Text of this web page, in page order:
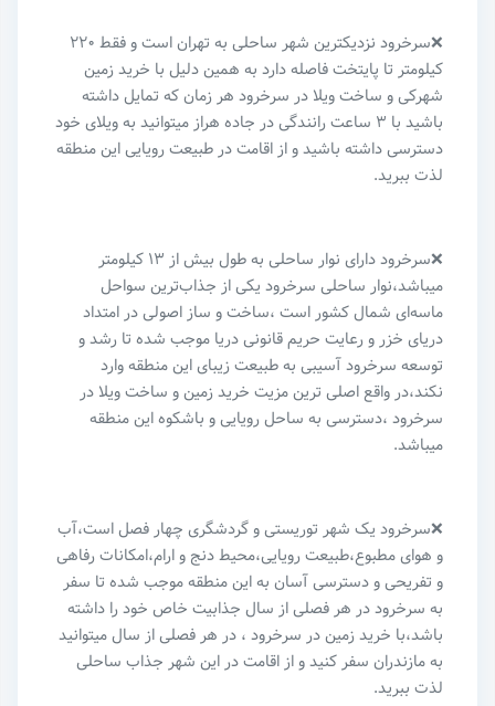
❌سرخرود نزدیکترین شهر ساحلی به تهران است و فقط ۲۲۰
کیلومتر تا پایتخت فاصله دارد به همین دلیل با خرید زمین
شهرکی و ساخت ویلا در سرخرود هر زمان که تمایل داشته
باشید با ۳ ساعت رانندگی در جاده هراز میتوانید به ویلای خود
دسترسی داشته باشید و از اقامت در طبیعت رویایی این منطقه
لذت ببرید‌.
❌سرخرود دارای نوار ساحلی به طول بیش از ۱۳ کیلومتر
میباشد،نوار ساحلی سرخرود یکی از جذاب‌ترین سواحل
ماسه‌ای شمال کشور است ،ساخت و ساز اصولی در امتداد
دریای خزر و رعایت حریم قانونی دریا موجب شده تا رشد و
توسعه سرخرود آسیبی به طبیعت زیبای این منطقه وارد
نکند،در واقع اصلی ترین مزیت خرید زمین و ساخت ویلا در
سرخرود ،دسترسی به ساحل رویایی و باشکوه این منطقه
میباشد.
❌سرخرود یک شهر توریستی و گردشگری چهار فصل است،آب
و هوای مطبوع،طبیعت رویایی،محیط دنج و ارام،امکانات رفاهی
و تفریحی و دسترسی آسان به این منطقه موجب شده تا سفر
به سرخرود در هر فصلی از سال جذابیت خاص خود را داشته
باشد،با خرید زمین در سرخرود ، در هر فصلی از سال میتوانید
به مازندران سفر کنید و از اقامت در این شهر جذاب ساحلی
لذت ببرید.